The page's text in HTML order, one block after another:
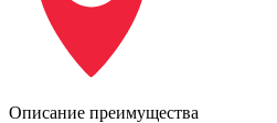
Описание преимущества